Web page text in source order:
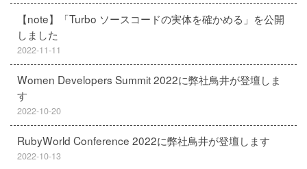
【note】「Turbo ソースコードの実体を確かめる」を公開
しました
2022-11-11
Women Developers Summit 2022に弊社鳥井が登壇しま
す
2022-10-20
RubyWorld Conference 2022に弊社鳥井が登壇します
2022-10-13